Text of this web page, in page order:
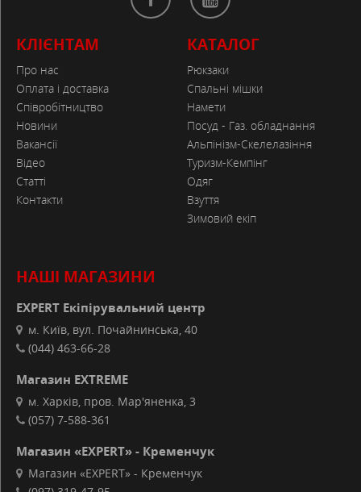
КЛІЄНТАМ
Про нас
Оплата і доставка
Співробітництво
Новини
Вакансії
Відео
Статті
Контакти
КАТАЛОГ
Рюкзаки
Спальні мішки
Намети
Посуд - Газ. обладнання
Альпінізм-Скелелазіння
Туризм-Кемпінг
Одяг
Взуття
Зимовий екіп
НАШІ МАГАЗИНИ
EXPERT Екіпірувальний центр
м. Київ, вул. Почайнинська, 40
(044) 463-66-28
Магазин EXTREME
м. Харків, пров. Мар'яненка, 3
(057) 7-588-361
Магазин «EXPERT» - Кременчук
Магазин «EXPERT» - Кременчук